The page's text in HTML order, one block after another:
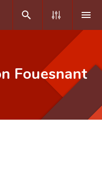
Fouesnant